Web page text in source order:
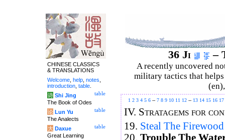
36 Ji –
A recently uncovered
military tactics that
1 2 3 4 5 6-- 7 8 9 10 11 12-- 13 14 15 16 17
IV. Stratagems for
19. Steal The
20. Trouble The
CHINESE CLASSICS
& TRANSLATIONS
Welcome help notes
introduction table
table
诗 Shi Jing
The Book of Odes
table
论 Lun Yu
The Analects
table
大 Daxue
Great Learning